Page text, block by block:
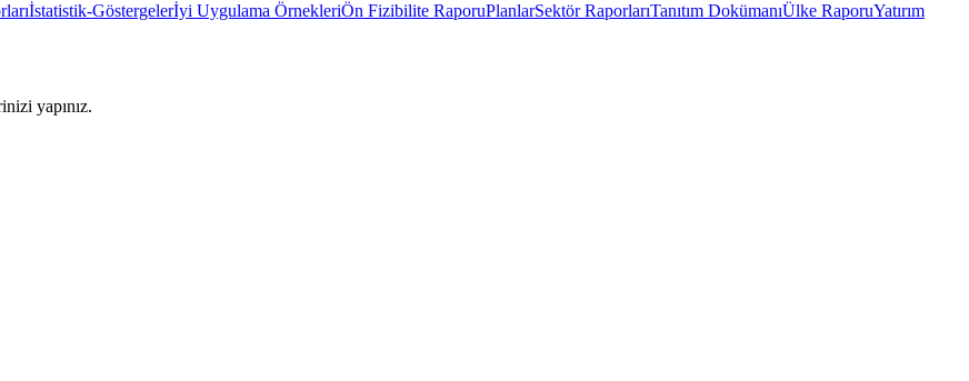
İstatistik-Göstergelerİyi Uygulama ÖrnekleriÖn Fizibilite RaporuPlanlarSektör RaporlarıTanıtım DokümanıÜlke RaporuYatırım
yapınız.